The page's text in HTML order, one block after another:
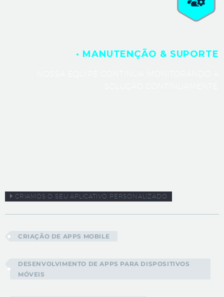
· MANUTENÇÃO & SUPORTE
CRIAMOS O SEU APLICATIVO PERSONALIZADO
CRIAÇÃO DE APPS MOBILE
DESENVOLVIMENTO DE APPS PARA DISPOSITIVOS
MÓVEIS